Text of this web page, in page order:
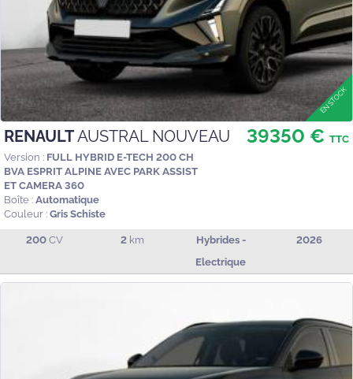
RENAULTAUSTRAL NOUVEAU
Version : FULL HYBRID E-TECH 200 CH
BVA ESPRIT ALPINE AVEC PARK ASSIST
ET CAMERA 360
Boîte : Automatique
Couleur : Gris Schiste
39350 € TTC
200 CV 2 km
Hybrides -
Electrique
2026